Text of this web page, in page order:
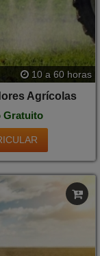
10 a 60 horas
Agrícolas
Gratuito